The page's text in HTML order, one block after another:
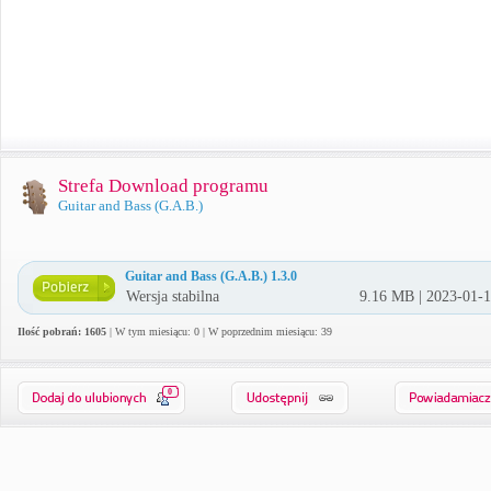
Strefa Download programu
Guitar and Bass (G.A.B.)
Guitar and Bass (G.A.B.) 1.3.0
Wersja stabilna 9.16 MB | 2023-01-
Ilość pobrań: 1605 | W tym miesiącu: 0 | W poprzednim miesiącu: 39
0